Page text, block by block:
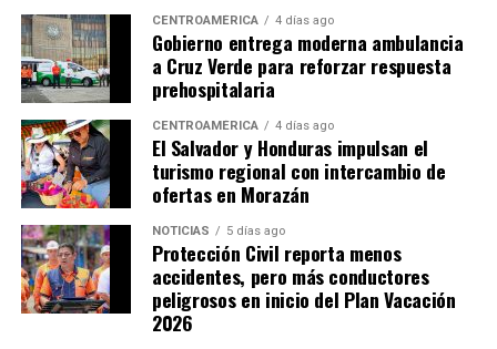
CENTROAMÉRICA 4 días ago
Gobierno entrega moderna ambulancia
a Cruz Verde para reforzar respuesta
prehospitalaria
CENTROAMÉRICA 4 días ago
El Salvador y Honduras impulsan el
turismo regional con intercambio de
ofertas en Morazán
NOTICIAS 5 días ago
Protección Civil reporta menos
accidentes, pero más conductores
peligrosos en inicio del Plan Vacación
2026